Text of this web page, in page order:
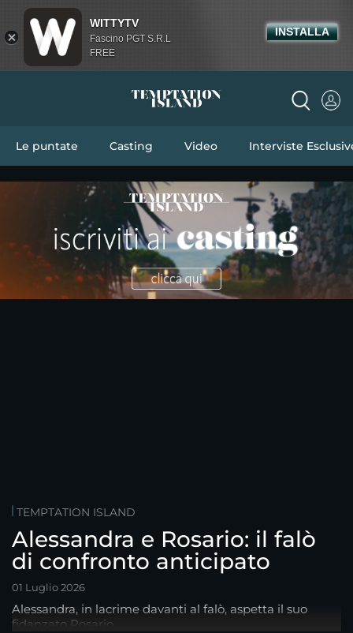
Le puntate Casting Video Interviste
TEMPTATION ISLAND
Alessandra e Rosario: il falò
di confronto anticipato
01 Luglio 2026
Alessandra, in lacrime davanti al falò, aspetta il suo
fidanzato Rosario...
WITTYTV
Fascino PGT S.R.L
FREE
INSTALLA